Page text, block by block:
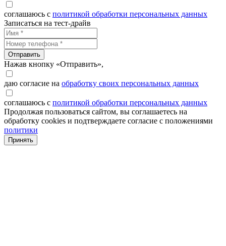
соглашаюсь с политикой обработки персональных данных
Записаться на тест-драйв
Отправить
Нажав кнопку «Отправить»,
даю согласие на обработку своих персональных данных
соглашаюсь с политикой обработки персональных данных
Продолжая пользоваться сайтом, вы соглашаетесь на
обработку cookies и подтверждаете согласие с положениями
политики
Принять